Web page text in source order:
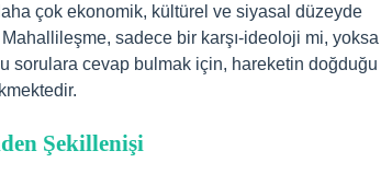
çok ekonomik, kültürel ve siyasal düzeyde
Mahallileşme, sadece bir karşı-ideoloji mi, yoksa
sorulara cevap bulmak için, hareketin doğduğu
Şekillenişi